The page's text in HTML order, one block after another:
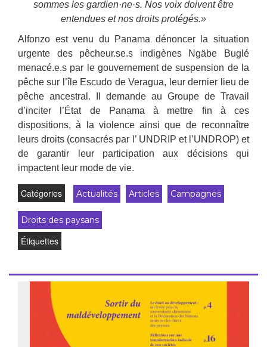
sommes les gardien·ne·s. Nos voix doivent être
entendues et nos droits protégés.»
Alfonzo est venu du Panama dénoncer la situation
urgente des pêcheur.se.s indigènes Ngäbe Buglé
menacé.e.s par le gouvernement de suspension de la
pêche sur l’île Escudo de Veragua, leur dernier lieu de
pêche ancestral. Il demande au Groupe de Travail
d’inciter l’État de Panama à mettre fin à ces
dispositions, à la violence ainsi que de reconnaître
leurs droits (consacrés par l’ UNDRIP et l’UNDROP) et
de garantir leur participation aux décisions qui
impactent leur mode de vie.
Catégories Actualités Articles Campagnes
Droits des paysans
Étiquettes